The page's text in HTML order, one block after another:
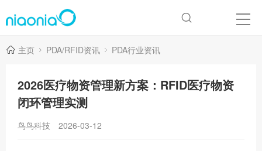
主页 PDA/RFID资讯 PDA行业资讯
2026医疗物资管理新方案：RFID医疗物资
闭环管理实测
鸟鸟科技 2026-03-12